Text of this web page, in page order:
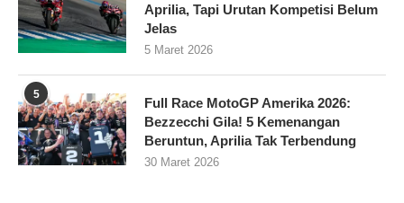
Aprilia, Tapi Urutan Kompetisi Belum
Jelas
5 Maret 2026
5
Full Race MotoGP Amerika 2026:
Bezzecchi Gila! 5 Kemenangan
Beruntun, Aprilia Tak Terbendung
30 Maret 2026